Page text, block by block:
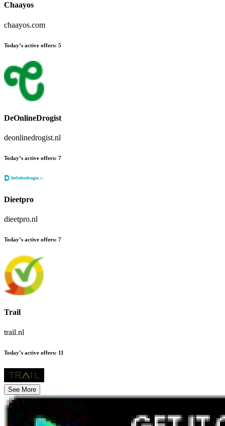
Chaayos
chaayos.com
Today’s active offers: 5
DeOnlineDrogist
deonlinedrogist.nl
Today’s active offers: 7
Dieetpro
dieetpro.nl
Today’s active offers: 7
Trail
trail.nl
Today’s active offers: 11
See More